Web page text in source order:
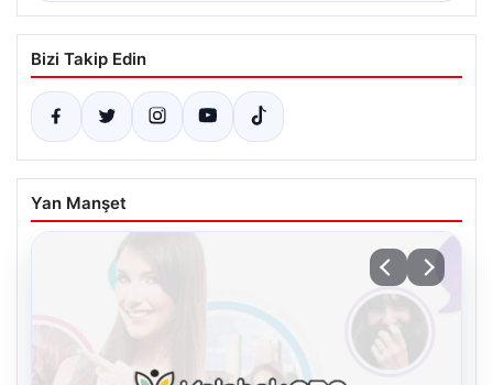
Bizi Takip Edin
Yan Manşet